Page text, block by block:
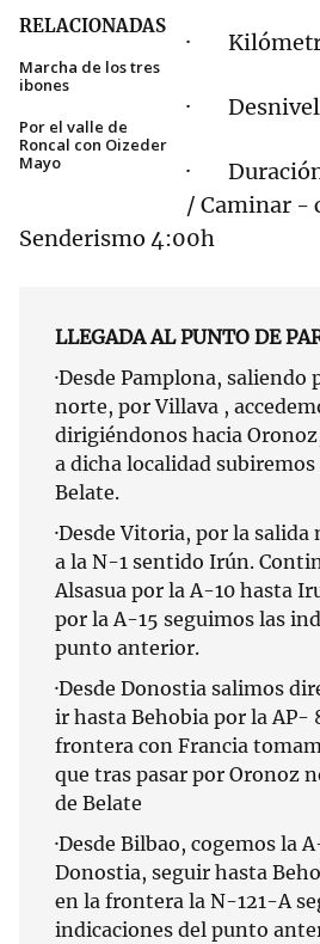
RELACIONADAS
Marcha de los tres
ibones
Por el valle de
Roncal con Oizeder
Mayo
·
· Desnivel
·
/ Caminar -
Senderismo 4:00h
LLEGADA AL PUNTO DE
·Desde Pamplona, saliendo
norte, por Villava ,
dirigiéndonos hacia
a dicha localidad
Belate.
·Desde Vitoria, por la salida
a la N-1 sentido Irún.
Alsasua por la A-10 hasta
por la A-15 seguimos las
punto anterior.
·Desde Donostia salimos
ir hasta Behobia por la AP-
frontera con Francia
que tras pasar por Oronoz
de Belate
·Desde Bilbao, cogemos la
Donostia, seguir hasta
en la frontera la N-121-A
indicaciones del punto